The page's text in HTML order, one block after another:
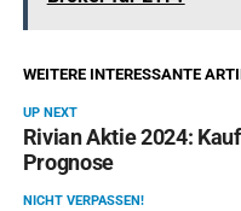
WEITERE INTERESSANTE
UP NEXT
Rivian Aktie 2024:
Prognose
NICHT VERPASSEN!